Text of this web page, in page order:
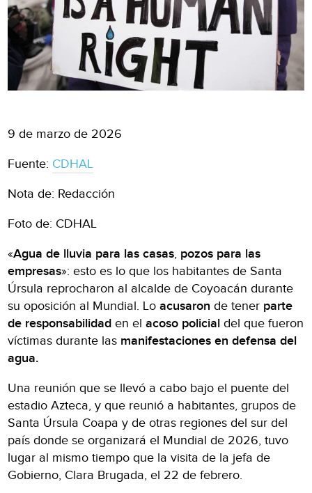
9 de marzo de 2026
Fuente: CDHAL
Nota de: Redacción
Foto de: CDHAL
«Agua de lluvia para las casas, pozos para las
empresas»: esto es lo que los habitantes de Santa
Úrsula reprocharon al alcalde de Coyoacán durante
su oposición al Mundial. Loacusaron de tener parte
de responsabilidad en elacoso policial del que fueron
víctimas durante las manifestaciones en defensa del
agua.
Una reunión que se llevó a cabo bajo el puente del
estadio Azteca, y que reunió a habitantes, grupos de
Santa Úrsula Coapa y de otras regiones del sur del
país donde se organizará el Mundial de 2026, tuvo
lugar al mismo tiempo que la visita de la jefa de
Gobierno, Clara Brugada, el 22 de febrero.